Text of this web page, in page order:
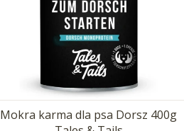
Mokra karma dla psa Dorsz 400g